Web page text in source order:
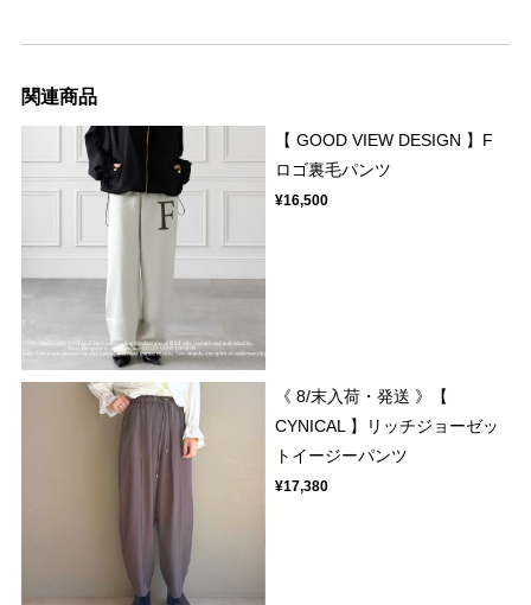
関連商品
【 GOOD VIEW DESIGN 】F
ロゴ裏毛パンツ
¥16,500
《 8/末入荷・発送 》【
CYNICAL 】リッチジョーゼッ
トイージーパンツ
¥17,380